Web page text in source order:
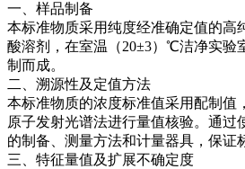
一、样品制备
本标准物质采用纯度经准确定值的高
酸溶剂，在室温（20±3）℃洁净实验
制而成。
二、溯源性及定值方法
本标准物质的浓度标准值采用配制值
原子发射光谱法进行量值核验。通过
的制备、测量方法和计量器具，保证
三、特征量值及扩展不确定度